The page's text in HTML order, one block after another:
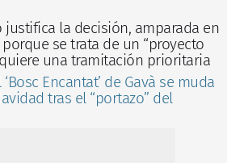
justifica la decisión, amparada en
se trata de un “proyecto
una tramitación prioritaria
‘Bosc Encantat’ de Gavà se muda
tras el “portazo” del